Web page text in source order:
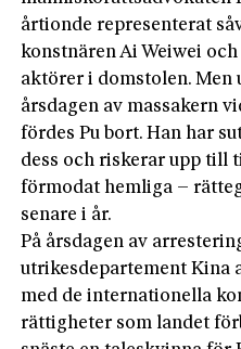
årtionde representerat
konstnären Ai Weiwei
aktörer i domstolen. Men
årsdagen av massakern
fördes Pu bort. Han har
dess och riskerar upp till
förmodat hemliga –
senare i år.
På årsdagen av
utrikesdepartement Kina
med de internationella
rättigheter som landet